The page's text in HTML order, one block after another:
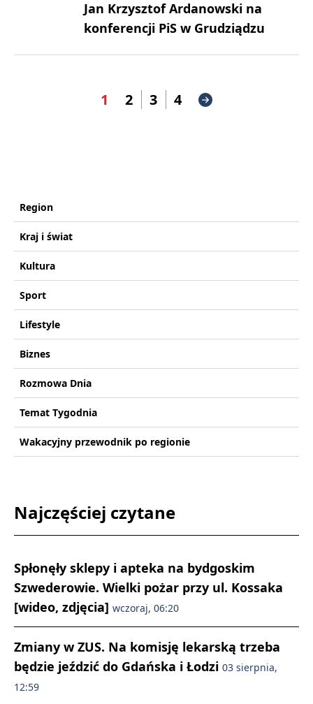
Jan Krzysztof Ardanowski na
konferencji PiS w Grudziądzu
1 2 3 4
Region
Kraj i świat
Kultura
Sport
Lifestyle
Biznes
Rozmowa Dnia
Temat Tygodnia
Wakacyjny przewodnik po regionie
Najczęściej czytane
Spłonęły sklepy i apteka na bydgoskim
Szwederowie. Wielki pożar przy ul. Kossaka
[wideo, zdjęcia] wczoraj, 06:20
Zmiany w ZUS. Na komisję lekarską trzeba
będzie jeździć do Gdańska i Łodzi 03 sierpnia,
12:59